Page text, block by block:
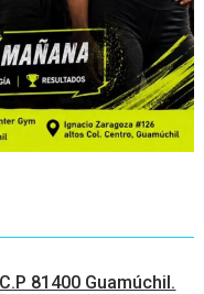
81400 Guamúchil.